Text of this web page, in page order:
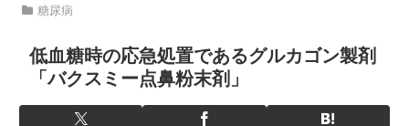
糖尿病
低血糖時の応急処置であるグルカゴン製剤
「バクスミー点鼻粉末剤」